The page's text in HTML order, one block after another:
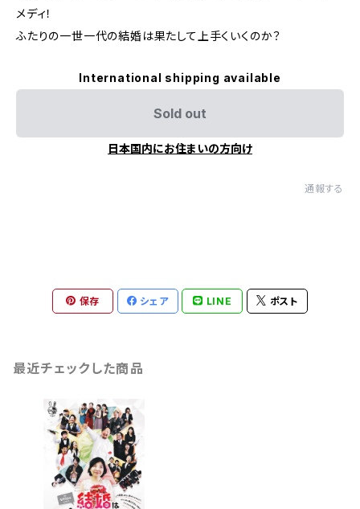
メディ！
ふたりの一世一代の結婚は果たして上手くいくのか？
International shipping available
Sold out
日本国内にお住まいの方向け
通報する
保存 シェア LINE ポスト
最近チェックした商品